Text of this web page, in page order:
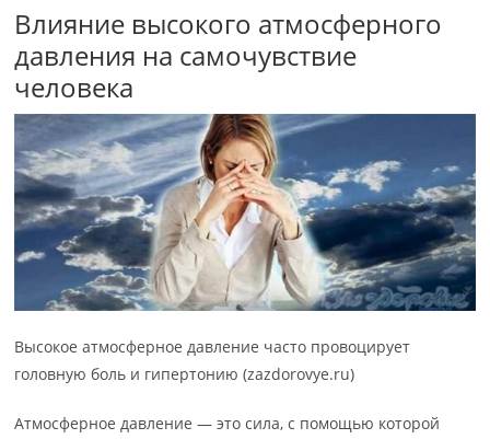
Влияние высокого атмосферного
давления на самочувствие
человека
Высокое атмосферное давление часто провоцирует
головную боль и гипертонию (zazdorovye.ru)
Атмосферное давление — это сила, с помощью которой